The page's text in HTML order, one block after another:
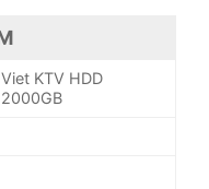
Viet KTV HDD
2000GB